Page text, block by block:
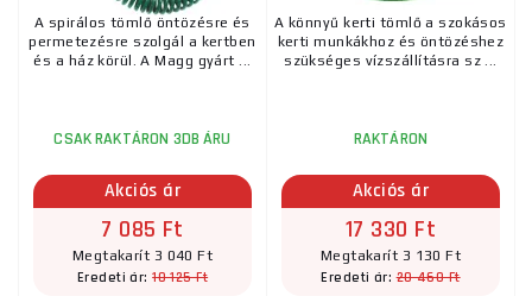
A spirálos tömlő öntözésre és
permetezésre szolgál a kertben
és a ház körül. A Magg gyárt ...
CSAK RAKTÁRON 3DB ÁRU
Akciós ár
7 085 Ft
Megtakarít 3 040 Ft
Eredeti ár:10 125 Ft
A könnyű kerti tömlő a szokásos
kerti munkákhoz és öntözéshez
szükséges vízszállításra sz ...
RAKTÁRON
Akciós ár
17 330 Ft
Megtakarít 3 130 Ft
Eredeti ár:20 460 Ft